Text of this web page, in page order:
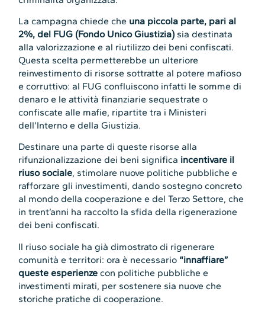
La campagna chiede che una piccola parte, pari al
2%, del FUG (Fondo Unico Giustizia)sia destinata
alla valorizzazione e al riutilizzo dei beni confiscati.
Questa scelta permetterebbe un ulteriore
reinvestimento di risorse sottratte al potere mafioso
e corruttivo: al FUG confluiscono infatti le somme di
denaro e le attività finanziarie sequestrate o
confiscate alle mafie, ripartite tra i Ministeri
dell’Interno e della Giustizia.
Destinare una parte di queste risorse alla
rifunzionalizzazione dei beni significa incentivare il
riuso sociale, stimolare nuove politiche pubbliche e
rafforzare gli investimenti, dando sostegno concreto
al mondo della cooperazione e del Terzo Settore, che
in trent’anni ha raccolto la sfida della rigenerazione
dei beni confiscati.
Il riuso sociale ha già dimostrato di rigenerare
comunità e territori: ora è necessario “innaffiare”
queste esperienze con politiche pubbliche e
investimenti mirati, per sostenere sia nuove che
storiche pratiche di cooperazione.